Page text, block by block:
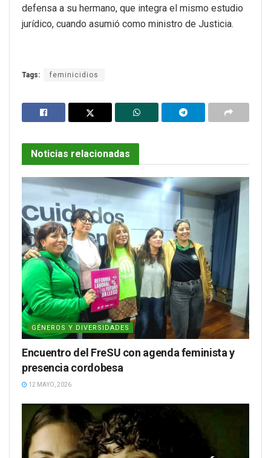
defensa a su hermano, que integra el mismo estudio
jurídico, cuando asumió como ministro de Justicia.
Tags: feminicidios
Noticias relacionadas
GÉNEROS Y DIVERSIDADES
Encuentro del FreSU con agenda feminista y
presencia cordobesa
12 MAYO, 2026